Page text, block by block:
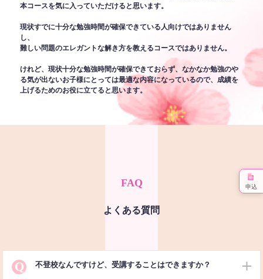
本コースを気に入っていただけると思います。
現状すでに十分な勉強時間が確保できている人向けではありません
し、
難しい問題のエレガントな解き方を教えるコースではありません。
けれど、現状十分な勉強時間が確保できておらず、なかなか勉強のや
る気が出ないお子様にとっては最適な内容になっているので、成績を
上げるためのお役に立てると思います。
FAQ
よくある質問
Q 不登校なんですけど、受講することはできますか？
申込